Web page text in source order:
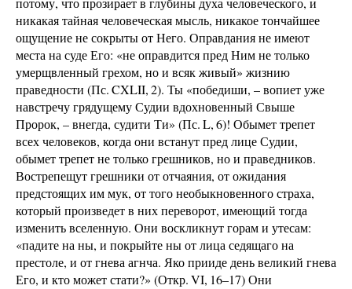
никакая тайная человеческая мысль, никакое тончайшее
ощущение не сокрыты от Него. Оправдания не имеют
места на суде Его: «не оправдится пред Ним не только
умерщвленный грехом, но и всяк живый» жизнию
праведности (Пс. CXLII, 2). Ты «победиши, – вопиет уже
навстречу грядущему Судии вдохновенный Свыше
Пророк, – внегда, судити Ти» (Пс. L, 6)! Обымет трепет
всех человеков, когда они встанут пред лице Судии,
обымет трепет не только грешников, но и праведников.
Вострепещут грешники от отчаяния, от ожидания
предстоящих им мук, от того необыкновенного страха,
который произведет в них переворот, имеющий тогда
изменить вселенную. Они воскликнут горам и утесам:
«падите на ны, и покрыйте ны от лица седящаго на
престоле, и от гнева агнча. Яко прииде день великий гнева
Его, и кто может стати?» (Откр. VI, 16–17) Они